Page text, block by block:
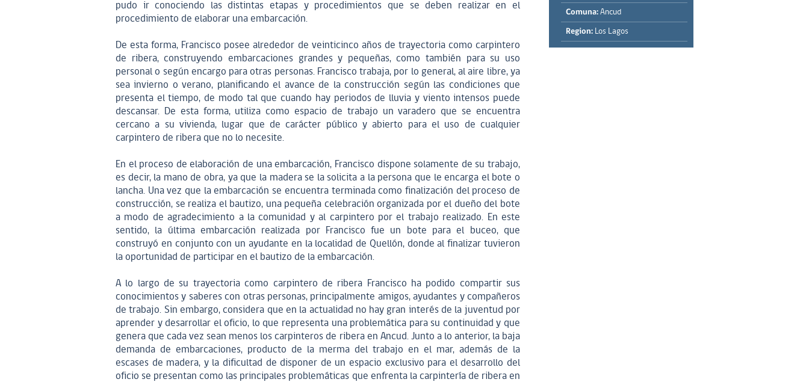
pudo ir conociendo las distintas etapas y procedimientos que se deben realizar en el
procedimiento de elaborar una embarcación.
De esta forma, Francisco posee alrededor de veinticinco años de trayectoria como carpintero
de ribera, construyendo embarcaciones grandes y pequeñas, como también para su uso
personal o según encargo para otras personas. Francisco trabaja, por lo general, al aire libre, ya
sea invierno o verano, planificando el avance de la construcción según las condiciones que
presenta el tiempo, de modo tal que cuando hay periodos de lluvia y viento intensos puede
descansar. De esta forma, utiliza como espacio de trabajo un varadero que se encuentra
cercano a su vivienda, lugar que de carácter público y abierto para el uso de cualquier
carpintero de ribera que no lo necesite.
En el proceso de elaboración de una embarcación, Francisco dispone solamente de su trabajo,
es decir, la mano de obra, ya que la madera se la solicita a la persona que le encarga el bote o
lancha. Una vez que la embarcación se encuentra terminada como finalización del proceso de
construcción, se realiza el bautizo, una pequeña celebración organizada por el dueño del bote
a modo de agradecimiento a la comunidad y al carpintero por el trabajo realizado. En este
sentido, la última embarcación realizada por Francisco fue un bote para el buceo, que
construyó en conjunto con un ayudante en la localidad de Quellón, donde al finalizar tuvieron
la oportunidad de participar en el bautizo de la embarcación.
A lo largo de su trayectoria como carpintero de ribera Francisco ha podido compartir sus
conocimientos y saberes con otras personas, principalmente amigos, ayudantes y compañeros
de trabajo. Sin embargo, considera que en la actualidad no hay gran interés de la juventud por
aprender y desarrollar el oficio, lo que representa una problemática para su continuidad y que
genera que cada vez sean menos los carpinteros de ribera en Ancud. Junto a lo anterior, la baja
demanda de embarcaciones, producto de la merma del trabajo en el mar, además de la
escases de madera, y la dificultad de disponer de un espacio exclusivo para el desarrollo del
oficio se presentan como las principales problemáticas que enfrenta la carpintería de ribera en
Comuna: Ancud
Region: Los Lagos